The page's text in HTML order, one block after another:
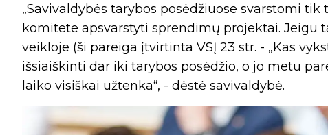
„Savivaldybės tarybos posėdžiuose svarstomi tik
komitete apsvarstyti sprendimų projektai. Jeigu
veikloje (ši pareiga įtvirtinta VSĮ 23 str. - „Kas
išsiaiškinti dar iki tarybos posėdžio, o jo metu
laiko visiškai užtenka“, - dėstė savivaldybė.